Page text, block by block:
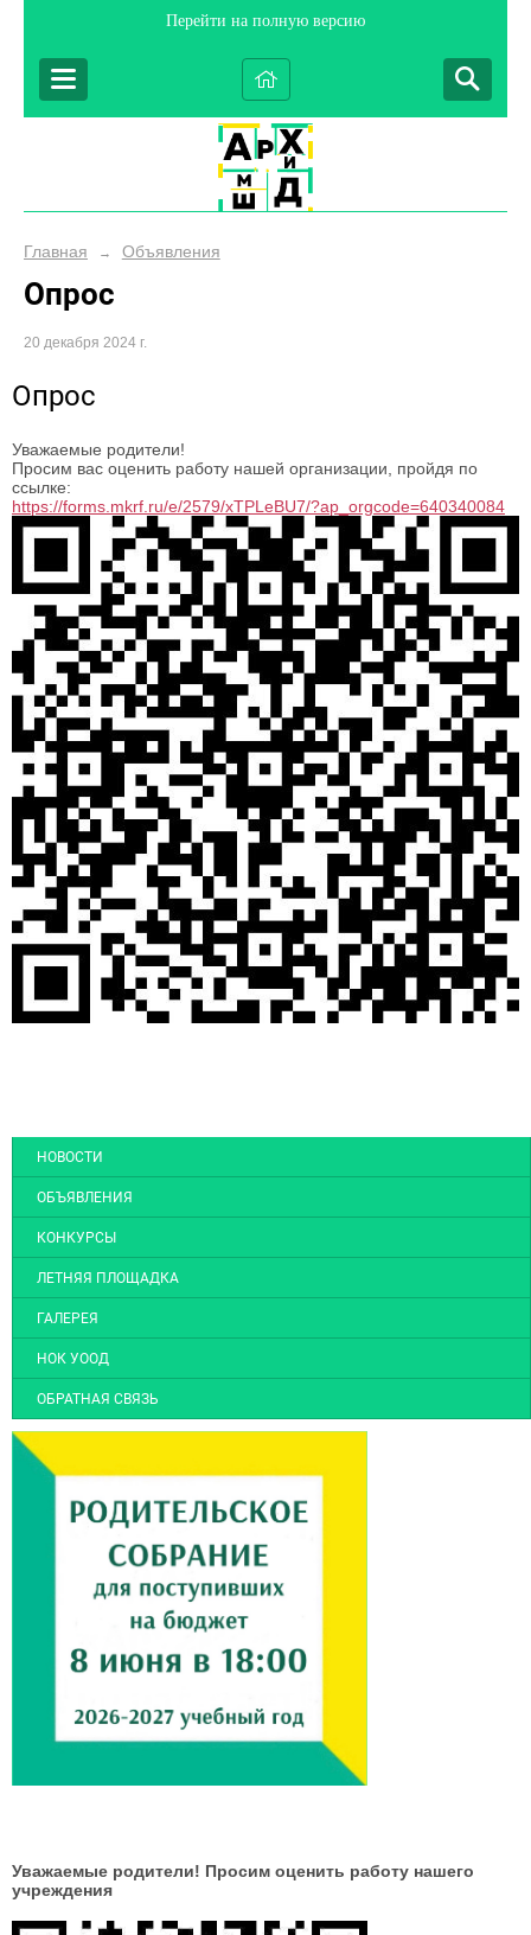
Перейти на полную версию
Главная → Объявления
Опрос
20 декабря 2024 г.
Опрос
Уважаемые родители!
Просим вас оценить работу нашей организации, пройдя по
ссылке:
https://forms.mkrf.ru/e/2579/xTPLeBU7/?ap_orgcode=640340084
НОВОСТИ
ОБЪЯВЛЕНИЯ
КОНКУРСЫ
ЛЕТНЯЯ ПЛОЩАДКА
ГАЛЕРЕЯ
НОК УООД
ОБРАТНАЯ СВЯЗЬ
Уважаемые родители! Просим оценить работу нашего
учреждения